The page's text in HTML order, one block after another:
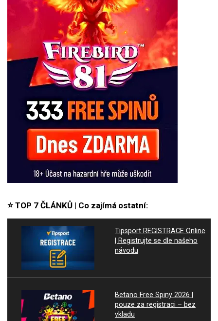
⭐ TOP 7 ČLÁNKŮ | Co zajímá ostatní:
Tipsport REGISTRACE Online
| Registrujte se dle našeho
návodu
Betano Free Spiny 2026 |
pouze za registraci – bez
vkladu